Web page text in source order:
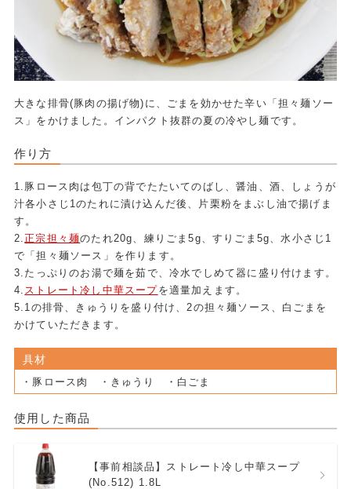
大きな排骨(豚肉の揚げ物)に、ごまを効かせた辛い「担々麺ソー
ス」をかけました。インパクト抜群の夏の冷やし麺です。
作り方
1.豚ロース肉は包丁の背でたたいてのばし、醤油、酒、しょうが
汁各小さじ1のたれに漬け込んだ後、片栗粉をまぶし油で揚げま
す。
2.正宗担々麺のたれ20g、練りごま5g、すりごま5g、水小さじ1
で「担々麺ソース」を作ります。
3.たっぷりのお湯で麺を茹で、冷水でしめて器に盛り付けます。
4. ストレート冷し中華スープを適量加えます。
5.1の排骨、きゅうりを盛り付け、2の担々麺ソース、白ごまを
かけていただきます。
具材
・豚ロース肉 ・きゅうり ・白ごま
使用した商品
【事前相談品】ストレート冷し中華スープ
(No.512) 1.8L